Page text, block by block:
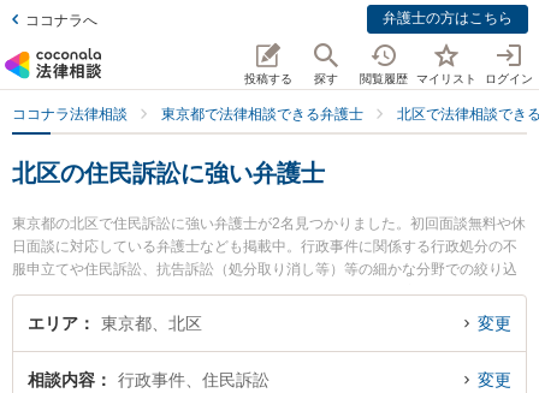
ココナラへ 弁護士の方はこちら
投稿する 探す 閲覧履歴 マイリスト ログイン
ココナラ法律相談 東京都で法律相談できる弁護士 北区で法律相談でき
北区の住民訴訟に強い弁護士
東京都の北区で住民訴訟に強い弁護士が2名見つかりました。初回面談無料や休
日面談に対応している弁護士なども掲載中。行政事件に関係する行政処分の不
服申立てや住民訴訟、抗告訴訟（処分取り消し等）等の細かな分野での絞り込
み検索もでき便利です。特に十条王子法律事務所の金ヶ崎 絵美弁護士やジュリ
スト・土釜総合法律事務所の飯田 健司弁護士のプロフィール情報や弁護士費
富な近くの弁護士を検索したい』『初回相談無料で住民訴訟を法律相談できる
エリア 東京都、北区 変更
相談内容 行政事件、住民訴訟 変更